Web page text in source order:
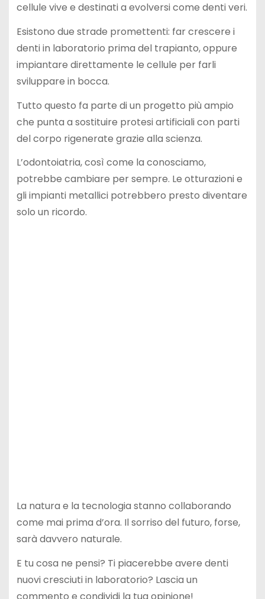
cellule vive e destinati a evolversi come denti veri.
Esistono due strade promettenti: far crescere i
denti in laboratorio prima del trapianto, oppure
impiantare direttamente le cellule per farli
sviluppare in bocca.
Tutto questo fa parte di un progetto più ampio
che punta a sostituire protesi artificiali con parti
del corpo rigenerate grazie alla scienza.
L’odontoiatria, così come la conosciamo,
potrebbe cambiare per sempre. Le otturazioni e
gli impianti metallici potrebbero presto diventare
solo un ricordo.
La natura e la tecnologia stanno collaborando
come mai prima d’ora. Il sorriso del futuro, forse,
sarà davvero naturale.
E tu cosa ne pensi? Ti piacerebbe avere denti
nuovi cresciuti in laboratorio? Lascia un